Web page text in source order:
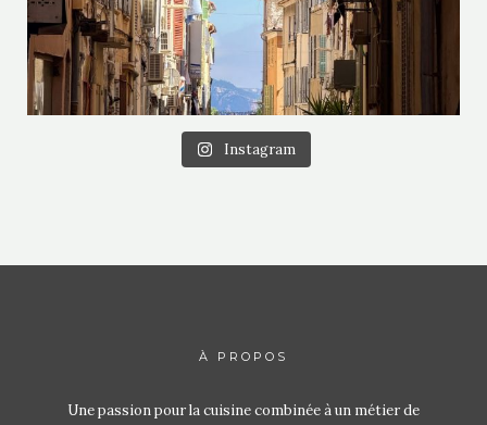
Instagram
À PROPOS
Une passion pour la cuisine combinée à un métier de